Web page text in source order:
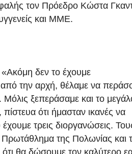
τον Πρόεδρο Κώστα
και ΜΜΕ.
δεν το έχουμε
από την αρχή, θέλαμε να
ξεπεράσαμε και το
ότι ήμασταν ικανές να
τρεις διοργανώσεις.
της Πολωνίας και